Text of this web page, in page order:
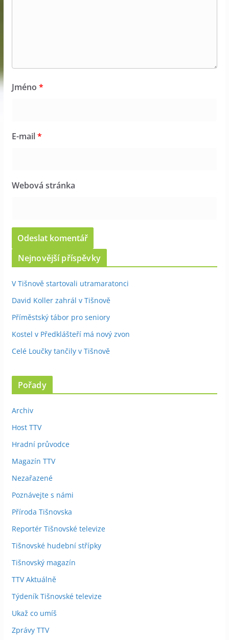
Jméno *
E-mail*
Webová stránka
Nejnovější příspěvky
V Tišnově startovali utramaratonci
David Koller zahrál v Tišnově
Příměstský tábor pro seniory
Kostel v Předklášteří má nový zvon
Celé Loučky tančily v Tišnově
Pořady
Archiv
Host TTV
Hradní průvodce
Magazín TTV
Nezařazené
Poznávejte s námi
Příroda Tišnovska
Reportér Tišnovské televize
Tišnovské hudební střípky
Tišnovský magazín
TTV Aktuálně
Týdeník Tišnovské televize
Ukaž co umíš
Zprávy TTV